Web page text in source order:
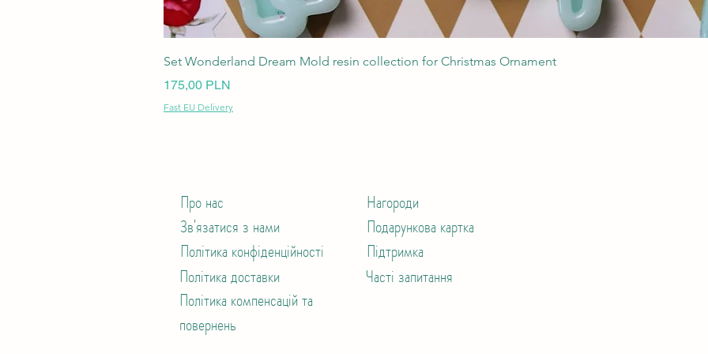
Швидкий перегляд
Set Wonderland Dream Mold resin collection for Christmas Ornament
Ціна
175,00 PLN
Fast EU Delivery
Про нас
Зв'язатися з нами
Політика конфіденційності
Політика доставки
Політика компенсацій та
повернень
Нагороди
Подарункова картка
Підтримка
Часті запитання